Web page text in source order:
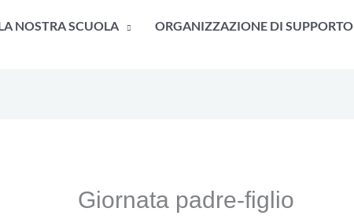
NOSTRA SCUOLA ORGANIZZAZIONE DI SUPPORTO
Giornata padre-figlio